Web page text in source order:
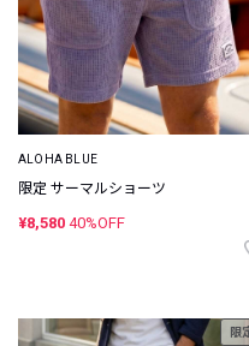
ALOHA BLUE
限定 サーマルショーツ
¥8,580 40%OFF
限